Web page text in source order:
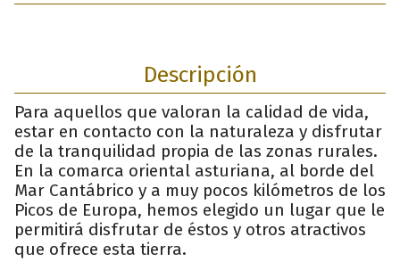
Descripción
Para aquellos que valoran la calidad de vida,
estar en contacto con la naturaleza y disfrutar
de la tranquilidad propia de las zonas rurales.
En la comarca oriental asturiana, al borde del
Mar Cantábrico y a muy pocos kilómetros de los
Picos de Europa, hemos elegido un lugar que le
permitirá disfrutar de éstos y otros atractivos
que ofrece esta tierra.